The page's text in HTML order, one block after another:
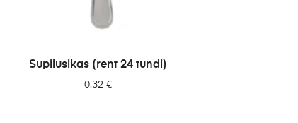
LISA PÄRINGUSSE
Supilusikas (rent 24 tundi)
0.32€